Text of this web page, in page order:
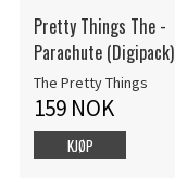
Pretty Things The -
Parachute (Digipack)
The Pretty Things
159 NOK
KJØP